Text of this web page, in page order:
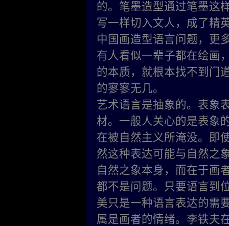
的。笔墨造型通过笔墨这
写一样切入文人，成了精
中国画造型语言问题，更
有人看似一辈子都在绘画
的本质，就根本找不到门
的寥寥无几。
艺术语言是抽象的。表象
材。一般人关心的是表象
在被自然主义所淹没。即
然这种表达可能与自然之
自然之象本身，而在于画
都不是问题。只要语言到
美只是一种语言表达的需
属是画者的情绪。李铁夫